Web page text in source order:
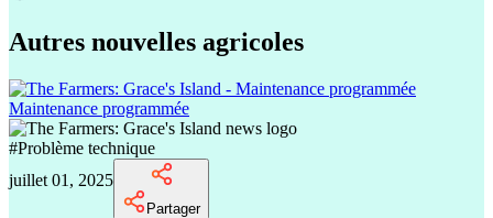
Autres nouvelles agricoles
Maintenance programmée
#Problème technique
juillet 01, 2025
Partager